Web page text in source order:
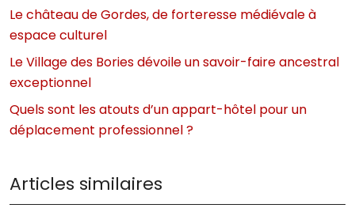
Le château de Gordes, de forteresse médiévale à
espace culturel
Le Village des Bories dévoile un savoir-faire ancestral
exceptionnel
Quels sont les atouts d’un appart-hôtel pour un
déplacement professionnel ?
Articles similaires